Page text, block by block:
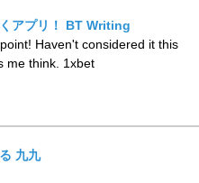
アプリ！ BT Writing
Haven't considered it this
me think. 1xbet
九九